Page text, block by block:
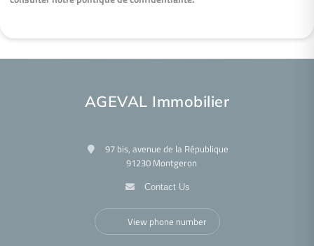
AGEVAL Immobilier
97 bis, avenue de la République
91230 Montgeron
Contact Us
View phone number